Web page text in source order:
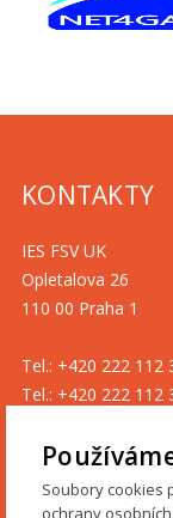
KONTAKTY
IES FSV UK
Opletalova 26
110 00 Praha 1
Tel.: +420 222 112
Tel.: +420 222 112
ies@fsv.cuni.cz
GDPR
Soubory cookies
ochrany